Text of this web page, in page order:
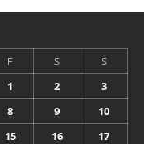
F S
S
1
2
3
8 9
10
15 16
17